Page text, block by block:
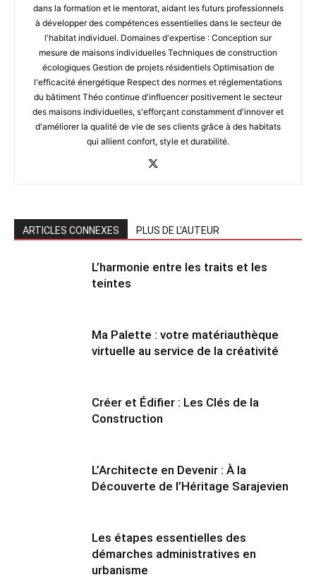
dans la formation et le mentorat, aidant les futurs professionnels
à développer des compétences essentielles dans le secteur de
l'habitat individuel. Domaines d'expertise : Conception sur
mesure de maisons individuelles Techniques de construction
écologiques Gestion de projets résidentiels Optimisation de
l'efficacité énergétique Respect des normes et réglementations
du bâtiment Théo continue d'influencer positivement le secteur
des maisons individuelles, s'efforçant constamment d'innover et
d'améliorer la qualité de vie de ses clients grâce à des habitats
qui allient confort, style et durabilité.
ARTICLES CONNEXES PLUS DE L'AUTEUR
L’harmonie entre les traits et les
teintes
Ma Palette : votre matériauthèque
virtuelle au service de la créativité
Créer et Édifier : Les Clés de la
Construction
L’Architecte en Devenir : À la
Découverte de l’Héritage Sarajevien
Les étapes essentielles des
démarches administratives en
urbanisme